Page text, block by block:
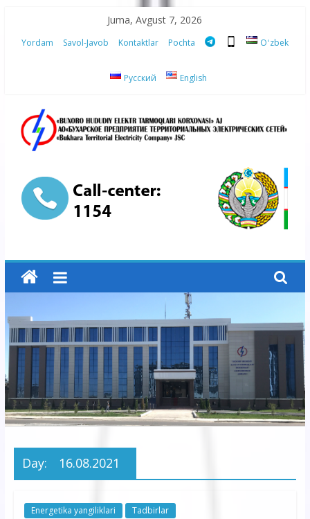
content
Juma, Avgust 7, 2026
Yordam Savol-Javob Kontaktlar Pochta Oʻzbek
Русский English
“Buxoro
hududiy
elektr
tarmoqlari
korxonasi”
AJ
“Buxoro
hududiy
korxonasi”
Day: 16.08.2021
Energetika yangiliklari Tadbirlar